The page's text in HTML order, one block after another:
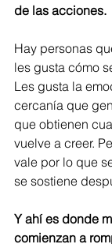
de las acciones.
Hay personas
les gusta cómo
Les gusta la
cercanía que
que obtienen
vuelve a creer.
vale por lo que
se sostiene
Y ahí es donde
comienzan a